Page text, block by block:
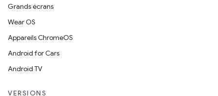
Grands écrans
Wear OS
Appareils ChromeOS
Android for Cars
Android TV
VERSIONS